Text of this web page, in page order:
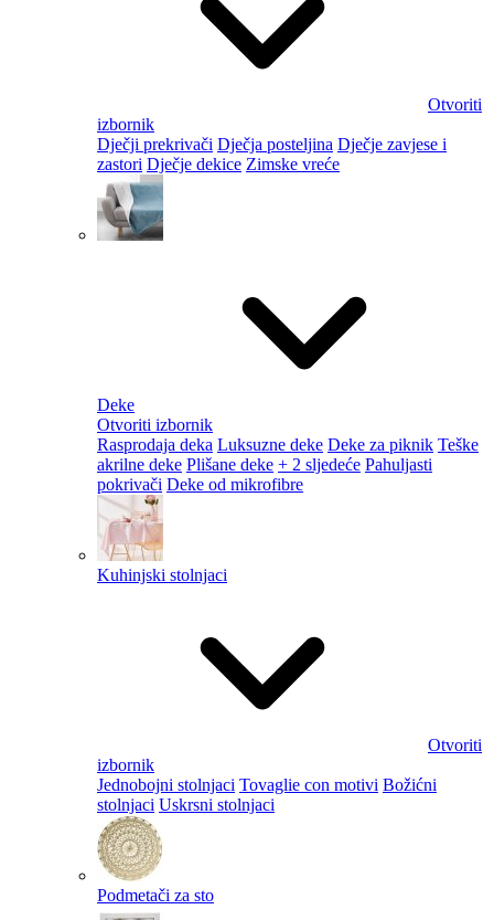
Otvoriti
izbornik
Dječji prekrivači Dječja posteljina Dječje zavjese i
zastori Dječje dekice Zimske vreće
Deke
Otvoriti izbornik
Rasprodaja deka Luksuzne deke Deke za piknik Teške
akrilne deke Plišane deke + 2 sljedeće Pahuljasti
pokrivači Deke od mikrofibre
Kuhinjski stolnjaci
Otvoriti
izbornik
Jednobojni stolnjaci Tovaglie con motivi Božićni
stolnjaci Uskrsni stolnjaci
Podmetači za sto